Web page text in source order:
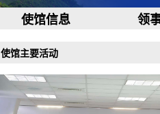
使馆信息 领
使馆主要活动